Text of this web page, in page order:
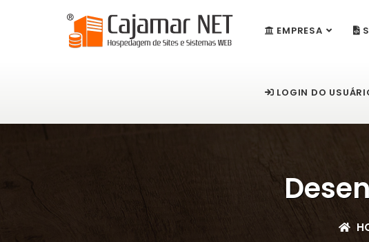
EMPRESA
LOGIN DO